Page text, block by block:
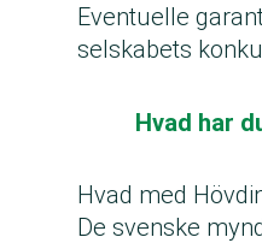
Eventuelle
selskabets
Hvad har
Hvad med
De svenske